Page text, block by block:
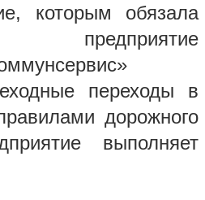
которым обязала
предприятие
переходы в
дорожного
выполняет